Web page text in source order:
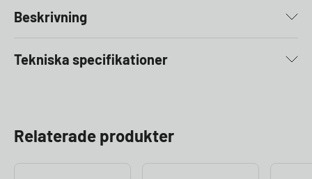
Beskrivning
Tekniska specifikationer
Relaterade produkter